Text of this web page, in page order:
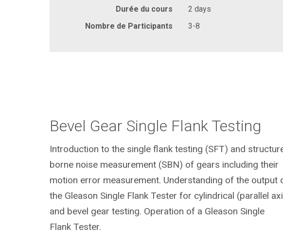
Durée du cours
2 days
Nombre de Participants
3-8
Bevel Gear Single Flank Testing
Introduction to the single flank testing (SFT) and
borne noise measurement (SBN) of gears including their
motion error measurement. Understanding of the output
the Gleason Single Flank Tester for cylindrical (parallel
and bevel gear testing. Operation of a Gleason Single
Flank Tester.